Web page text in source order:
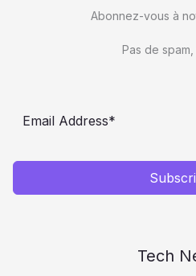
Abonnez-vous à
Pas de spam,
Tech